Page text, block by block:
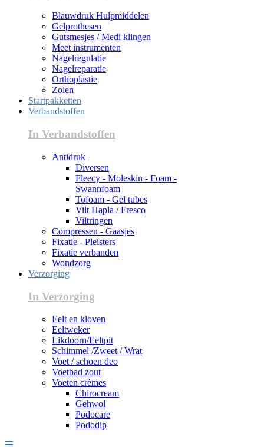
Blauwdruk Hulpmiddelen
Gelprothesen
Gutsmesjes / Medi klingen
Meet instrumenten
Nagelregulatie
Nagelreparatie
Orthoplastie
Zolen
Startpakketten
Verbandstoffen
In Verbandstoffen
Antidruk
Diversen
Fleecy - Moleskin - Foam -
Swannfoam
Tofoam - Gel tubes
Vilt Hapla / Fresco
Viltringen
Compressen - Gaasjes
Fixatie - Pleisters
Fixatie verbanden
Wondzorg
Verzorging
In Verzorging
Eelt en kloven
Eeltweker
Likdoorn/Eeltpit
Schimmel /Zweet / Wrat
Voet / schoen deo
Voetbad zout
Voeten crèmes
Chirocream
Gehwol
Podocare
Pododip